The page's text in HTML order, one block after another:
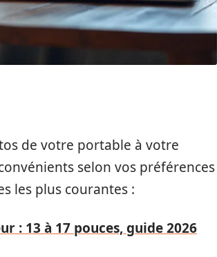
de votre portable à votre
selon vos préférences
les plus courantes :
: 13 à 17 pouces, guide 2026